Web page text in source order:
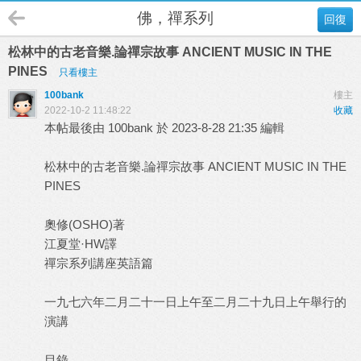
回復
佛，禪系列
松林中的古老音樂.論禪宗故事 ANCIENT MUSIC IN THE
PINES
只看樓主
樓主
100bank
收藏
2022-10-2 11:48:22
本帖最後由 100bank 於 2023-8-28 21:35 編輯
松林中的古老音樂.論禪宗故事 ANCIENT MUSIC IN THE
PINES
奧修(OSHO)著
江夏堂·HW譯
禪宗系列講座英語篇
一九七六年二月二十一日上午至二月二十九日上午舉行的
演講